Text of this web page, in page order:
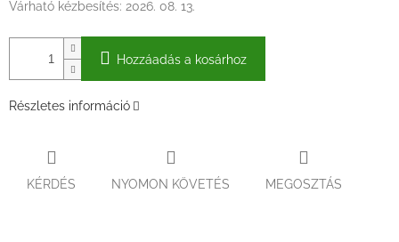
Várható kézbesítés: 2026. 08. 13.
Hozzáadás a kosárhoz
Részletes információ
KÉRDÉS NYOMON KÖVETÉS MEGOSZTÁS